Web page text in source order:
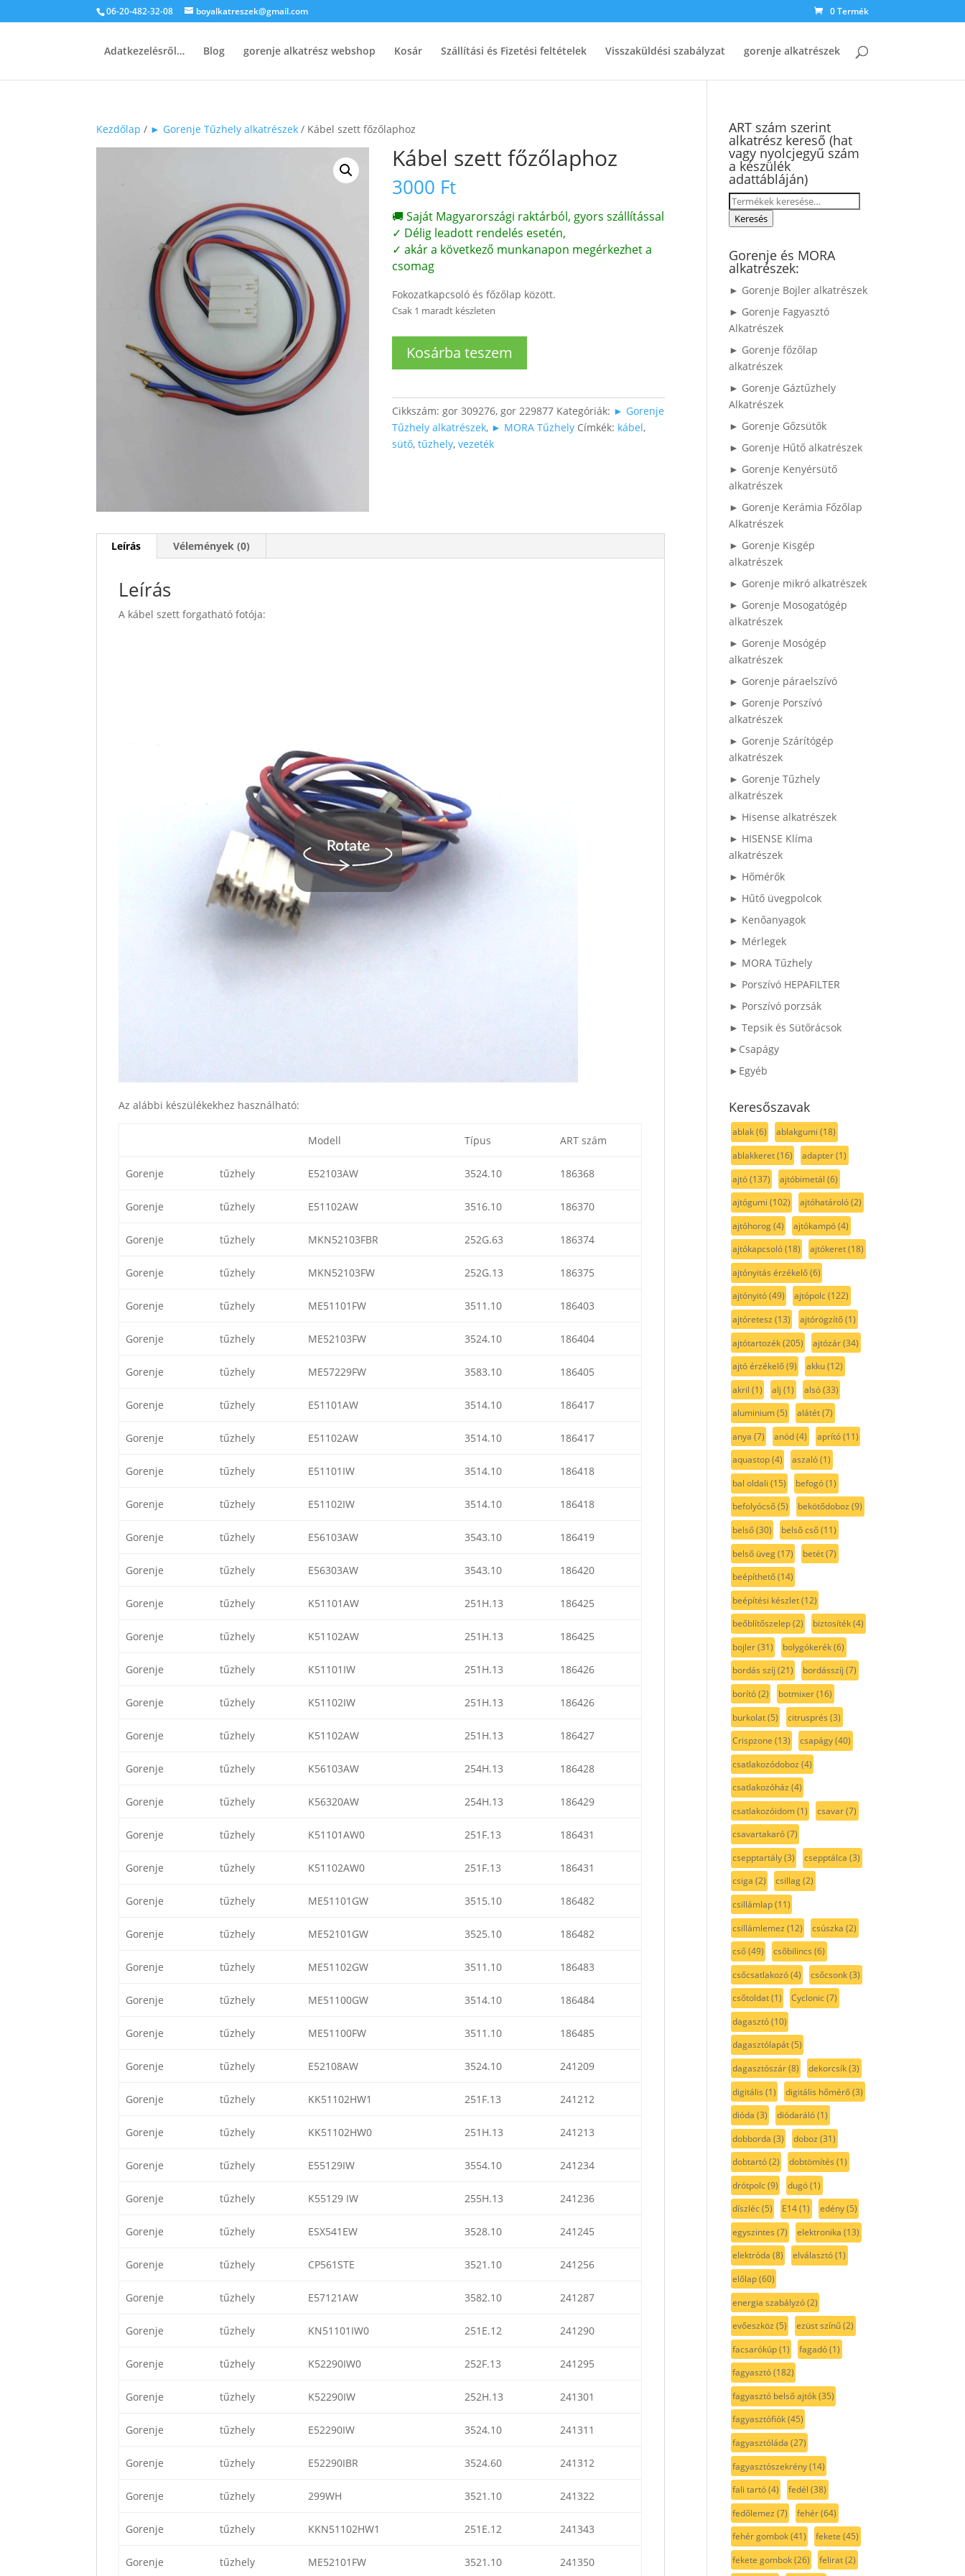
06-20-482-32-08 boyalkatreszek@gmail.com 0 Termék
Adatkezelésről… Blog gorenje alkatrész webshop Kosár Szállítási és Fizetési feltételek Visszaküldési szabályzat gorenje alkatrészek
Kezdőlap / ► Gorenje Tűzhely alkatrészek / Kábel szett főzőlaphoz
Kábel szett főzőlaphoz
3000 Ft
🚚 Saját Magyarországi raktárból, gyors szállítással
✓ Délig leadott rendelés esetén,
✓ akár a következő munkanapon megérkezhet a
csomag
Fokozatkapcsoló és főzőlap között.
Csak 1 maradt készleten
szettKosárba teszem
Cikkszám:gor 309276, gor 229877 Kategóriák: ► Gorenje
Tűzhely alkatrészek, ► MORA Tűzhely Címkék: kábel,
sütő,tűzhely,vezeték
Leírás Vélemények (0)
Leírás
A kábel szett forgatható fotója:
Az alábbi készülékekhez használható:
Modell Típus ART szám
Gorenje tűzhely E52103AW 3524.10 186368
Gorenje tűzhely E51102AW 3516.10 186370
Gorenje tűzhely MKN52103FBR 252G.63 186374
Gorenje tűzhely MKN52103FW 252G.13 186375
Gorenje tűzhely ME51101FW 3511.10 186403
Gorenje tűzhely ME52103FW 3524.10 186404
Gorenje tűzhely ME57229FW 3583.10 186405
Gorenje tűzhely E51101AW 3514.10 186417
Gorenje tűzhely E51102AW 3514.10 186417
Gorenje tűzhely E51101IW 3514.10 186418
Gorenje tűzhely E51102IW 3514.10 186418
Gorenje tűzhely E56103AW 3543.10 186419
Gorenje tűzhely E56303AW 3543.10 186420
Gorenje tűzhely K51101AW 251H.13 186425
Gorenje tűzhely K51102AW 251H.13 186425
Gorenje tűzhely K51101IW 251H.13 186426
Gorenje tűzhely K51102IW 251H.13 186426
Gorenje tűzhely K51102AW 251H.13 186427
Gorenje tűzhely K56103AW 254H.13 186428
Gorenje tűzhely K56320AW 254H.13 186429
Gorenje tűzhely K51101AW0 251F.13 186431
Gorenje tűzhely K51102AW0 251F.13 186431
Gorenje tűzhely ME51101GW 3515.10 186482
Gorenje tűzhely ME52101GW 3525.10 186482
Gorenje tűzhely ME51102GW 3511.10 186483
Gorenje tűzhely ME51100GW 3514.10 186484
Gorenje tűzhely ME51100FW 3511.10 186485
Gorenje tűzhely E52108AW 3524.10 241209
Gorenje tűzhely KK51102HW1 251F.13 241212
Gorenje tűzhely KK51102HW0 251H.13 241213
Gorenje tűzhely E55129IW 3554.10 241234
Gorenje tűzhely K55129 IW 255H.13 241236
Gorenje tűzhely ESX541EW 3528.10 241245
Gorenje tűzhely CP561STE 3521.10 241256
Gorenje tűzhely E57121AW 3582.10 241287
Gorenje tűzhely KN51101IW0 251E.12 241290
Gorenje tűzhely K52290IW0 252F.13 241295
Gorenje tűzhely K52290IW 252H.13 241301
Gorenje tűzhely E52290IW 3524.10 241311
Gorenje tűzhely E52290IBR 3524.60 241312
Gorenje tűzhely 299WH 3521.10 241322
Gorenje tűzhely KKN51102HW1 251E.12 241343
Gorenje tűzhely ME52101FW 3521.10 241350
ART szám szerint
alkatrész kereső (hat
vagy nyolcjegyű szám
a készülék
adattábláján)
Keresés
a Keresés
Gorenje és MORA
alkatrészek:
► Gorenje Bojler alkatrészek
► Gorenje Fagyasztó
Alkatrészek
► Gorenje főzőlap
alkatrészek
► Gorenje Gáztűzhely
Alkatrészek
► Gorenje Gőzsütők
► Gorenje Hűtő alkatrészek
► Gorenje Kenyérsütő
alkatrészek
► Gorenje Kerámia Főzőlap
Alkatrészek
► Gorenje Kisgép
alkatrészek
► Gorenje mikró alkatrészek
► Gorenje Mosogatógép
alkatrészek
► Gorenje Mosógép
alkatrészek
► Gorenje páraelszívó
► Gorenje Porszívó
alkatrészek
► Gorenje Szárítógép
alkatrészek
► Gorenje Tűzhely
alkatrészek
► Hisense alkatrészek
► HISENSE Klíma
alkatrészek
► Hőmérők
► Hűtő üvegpolcok
► Kenőanyagok
► Mérlegek
► MORA Tűzhely
► Porszívó HEPAFILTER
► Porszívó porzsák
► Tepsik és Sütőrácsok
►Csapágy
►Egyéb
Keresőszavak
ablak(6) ablakgumi (18)
ablakkeret(16) adapter(1)
ajtó(137) ajtóbimetál (6)
ajtógumi (102) ajtóhatároló(2)
ajtóhorog(4) ajtókampó(4)
ajtókapcsoló(18) ajtókeret(18)
ajtónyitás érzékelő(6)
ajtónyitó(49) ajtópolc(122)
ajtóretesz (13) ajtórögzítő(1)
ajtótartozék(205) ajtózár(34)
ajtó érzékelő(9) akku(12)
akril (1) alj (1) alsó(33)
aluminium(5) alátét(7)
anya (7) anód(4) aprító(11)
aquastop(4) aszaló(1)
bal oldali (15) befogó(1)
befolyócső(5) bekötődoboz (9)
belső(30) belső cső(11)
belső üveg(17) betét(7)
beépíthető(14)
beépítési készlet(12)
beőblítőszelep(2) biztosíték(4)
bojler(31) bolygókerék(6)
bordás szíj (21) bordásszíj (7)
borító(2) botmixer(16)
burkolat(5) citrusprés (3)
Crispzone (13) csapágy(40)
csatlakozódoboz (4)
csatlakozóház (4)
csatlakozóidom(1) csavar(7)
csavartakaró(7)
csepptartály(3) csepptálca (3)
csiga (2) csillag(2)
csillámlap(11)
csillámlemez (12) csúszka (2)
cső(49) csőbilincs (6)
csőcsatlakozó(4) csőcsonk(3)
csőtoldat(1) Cyclonic(7)
dagasztó(10)
dagasztólapát(5)
dagasztószár(8) dekorcsík(3)
digitális (1) digitális hőmérő(3)
dióda (3) diódaráló(1)
dobborda (3) doboz (31)
dobtartó(2) dobtömítés (1)
drótpolc(9) dugó(1)
díszléc(5) E14(1) edény(5)
egyszintes (7) elektronika (13)
elektróda (8) elválasztó(1)
előlap(60)
energia szabályzó(2)
evőeszköz (5) ezüst színű(2)
facsarókúp(1) fagadó(1)
fagyasztó(182)
fagyasztó belső ajtók(35)
fagyasztófiók(45)
fagyasztóláda (27)
fagyasztószekrény(14)
fali tartó(4) fedél (38)
fedőlemez (7) fehér(64)
fehér gombok(41) fekete (45)
fekete gombok(26) felirat(2)